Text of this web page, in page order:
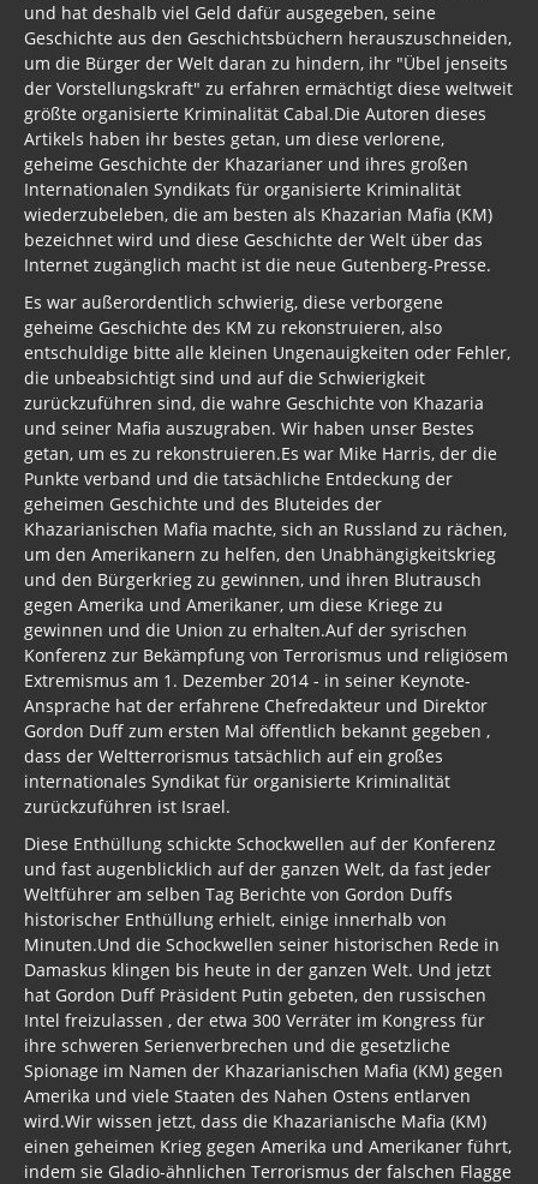
und hat deshalb viel Geld dafür ausgegeben, seine
Geschichte aus den Geschichtsbüchern herauszuschneiden,
um die Bürger der Welt daran zu hindern, ihr "Übel jenseits
der Vorstellungskraft" zu erfahren ermächtigt diese weltweit
größte organisierte Kriminalität Cabal.Die Autoren dieses
Artikels haben ihr bestes getan, um diese verlorene,
geheime Geschichte der Khazarianer und ihres großen
Internationalen Syndikats für organisierte Kriminalität
wiederzubeleben, die am besten als Khazarian Mafia (KM)
bezeichnet wird und diese Geschichte der Welt über das
Internet zugänglich macht ist die neue Gutenberg-Presse.
Es war außerordentlich schwierig, diese verborgene
geheime Geschichte des KM zu rekonstruieren, also
entschuldige bitte alle kleinen Ungenauigkeiten oder Fehler,
die unbeabsichtigt sind und auf die Schwierigkeit
zurückzuführen sind, die wahre Geschichte von Khazaria
und seiner Mafia auszugraben. Wir haben unser Bestes
getan, um es zu rekonstruieren.Es war Mike Harris, der die
Punkte verband und die tatsächliche Entdeckung der
geheimen Geschichte und des Bluteides der
Khazarianischen Mafia machte, sich an Russland zu rächen,
um den Amerikanern zu helfen, den Unabhängigkeitskrieg
und den Bürgerkrieg zu gewinnen, und ihren Blutrausch
gegen Amerika und Amerikaner, um diese Kriege zu
gewinnen und die Union zu erhalten.Auf der syrischen
Konferenz zur Bekämpfung von Terrorismus und religiösem
Extremismus am 1. Dezember 2014 - in seiner Keynote-
Ansprache hat der erfahrene Chefredakteur und Direktor
Gordon Duff zum ersten Mal öffentlich bekannt gegeben ,
dass der Weltterrorismus tatsächlich auf ein großes
internationales Syndikat für organisierte Kriminalität
zurückzuführen ist Israel.
Diese Enthüllung schickte Schockwellen auf der Konferenz
und fast augenblicklich auf der ganzen Welt, da fast jeder
Weltführer am selben Tag Berichte von Gordon Duffs
historischer Enthüllung erhielt, einige innerhalb von
Minuten.Und die Schockwellen seiner historischen Rede in
Damaskus klingen bis heute in der ganzen Welt. Und jetzt
hat Gordon Duff Präsident Putin gebeten, den russischen
Intel freizulassen , der etwa 300 Verräter im Kongress für
ihre schweren Serienverbrechen und die gesetzliche
Spionage im Namen der Khazarianischen Mafia (KM) gegen
Amerika und viele Staaten des Nahen Ostens entlarven
wird.Wir wissen jetzt, dass die Khazarianische Mafia (KM)
einen geheimen Krieg gegen Amerika und Amerikaner führt,
indem sie Gladio-ähnlichen Terrorismus der falschen Flagge